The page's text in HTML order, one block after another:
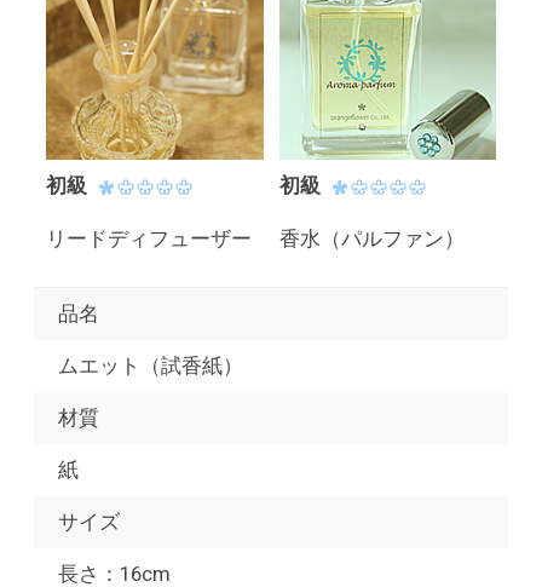
初級
リードディフューザー
初級
香水（パルファン）
品名
ムエット（試香紙）
材質
紙
サイズ
長さ：16cm